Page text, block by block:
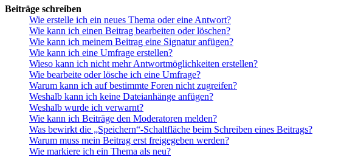
Beiträge schreiben
Wie erstelle ich ein neues Thema oder eine Antwort?
Wie kann ich einen Beitrag bearbeiten oder löschen?
Wie kann ich meinem Beitrag eine Signatur anfügen?
Wie kann ich eine Umfrage erstellen?
Wieso kann ich nicht mehr Antwortmöglichkeiten erstellen?
Wie bearbeite oder lösche ich eine Umfrage?
Warum kann ich auf bestimmte Foren nicht zugreifen?
Weshalb kann ich keine Dateianhänge anfügen?
Weshalb wurde ich verwarnt?
Wie kann ich Beiträge den Moderatoren melden?
Was bewirkt die „Speichern“-Schaltfläche beim Schreiben eines Beitrags?
Warum muss mein Beitrag erst freigegeben werden?
Wie markiere ich ein Thema als neu?